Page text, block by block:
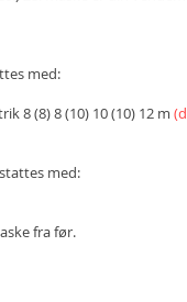
med:
8 (8) 8 (10) 10 (10) 12 m
med:
fra før.